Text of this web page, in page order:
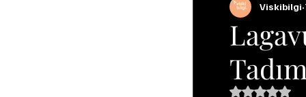
Viskibilgi
5